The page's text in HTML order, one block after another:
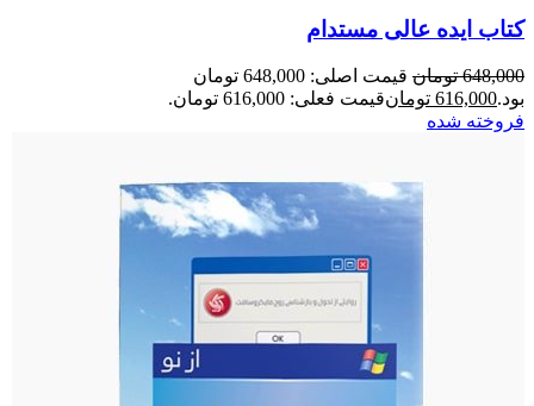
کتاب ایده عالی مستدام
648,000 تومان
قیمت اصلی: 648,000 تومان
بود.616,000 تومانقیمت فعلی: 616,000 تومان.
فروخته شده